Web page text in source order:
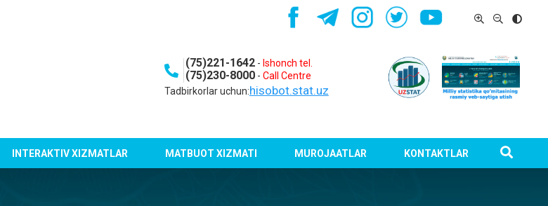
(75)221-1642- Ishonch tel.
(75)230-8000- Call Centre
Tadbirkorlar uchun:hisobot.stat.uz
INTERAKTIV XIZMATLAR MATBUOT XIZMATI MUROJAATLAR KONTAKTLAR